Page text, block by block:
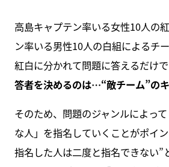
高島キャプテン率いる女性10人の
ン率いる男性10人の白組によるチ
紅白に分かれて問題に答えるだけで
答者を決めるのは…“敵チーム”の
そのため、問題のジャンルによっ
な人」を指名していくことがポイ
指名した人は二度と指名できない”